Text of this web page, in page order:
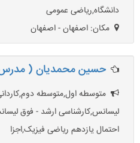
دانشگاه,ریاضی عمومی
مکان: اصفهان - اصفهان
حسین محمدیان (
متوسطه اول,متوسطه
لیسانس,کارشناسی ارشد - فوق
احتمال یازدهم ریاضی فیزیک,اجزا